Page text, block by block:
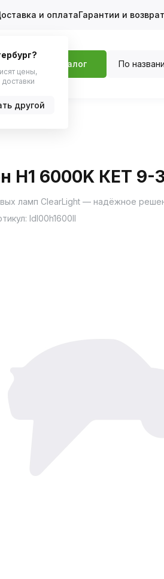
и оплатаГарантии и возврат
Каталог По
H1 6000K КЕТ
ламп ClearLight — надёжное
ldl00h1600ll
цены,
другой